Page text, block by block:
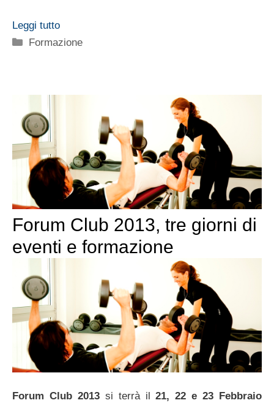
Leggi tutto
Categorie
Formazione
Forum Club 2013, tre giorni di
eventi e formazione
Forum Club 2013si terrà il21, 22 e 23 Febbraio